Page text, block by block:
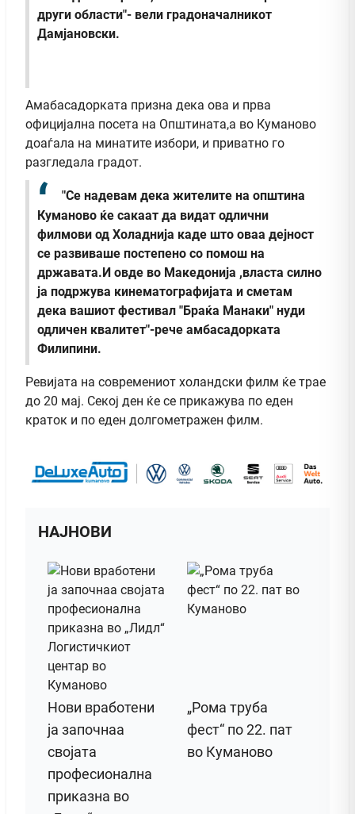
други области"- вели градоначалникот
Дамјановски.
Амабасадорката призна дека ова и прва
официјална посета на Општината,а во Куманово
доаѓала на минатите избори, и приватно го
разгледала градот.
"Се надевам дека жителите на општина
Куманово ќе сакаат да видат одлични
филмови од Холаднија каде што оваа дејност
се развиваше постепено со помош на
државата.И овде во Македонија ,власта силно
ја подржува кинематографијата и сметам
дека вашиот фестивал "Браќа Манаки" нуди
одличен квалитет"-рече амбасадорката
Филипини.
Ревијата на современиот холандски филм ќе трае
до 20 мај. Секој ден ќе се прикажува по еден
краток и по еден долгометражен филм.
НАЈНОВИ
Нови вработени
ја започнаа
својата
професионална
приказна во
„Рома труба
фест“ по 22. пат
во Куманово